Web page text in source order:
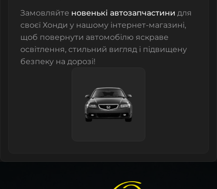
Замовляйте новенькі автозапчастини для
своєї Хонди у нашому інтернет-магазині,
щоб повернути автомобілю яскраве
освітлення, стильний вигляд і підвищену
безпеку на дорозі!